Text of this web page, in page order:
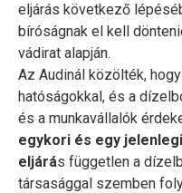
eljárás következő
bíróságnak el kell
vádirat alapján.
Az Audinál közölték,
hatóságokkal, és a
és a munkavállalók
egykori és egy
eljárás független a
társasággal szemben